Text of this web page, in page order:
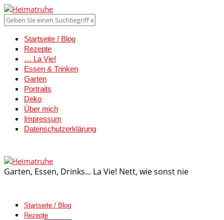
Startseite / Blog
Rezepte
… La Vie!
Essen & Trinken
Garten
Portraits
Deko
Über mich
Impressum
Datenschutzerklärung
Garten, Essen, Drinks... La Vie! Nett, wie sonst nie
Startseite / Blog
Rezepte